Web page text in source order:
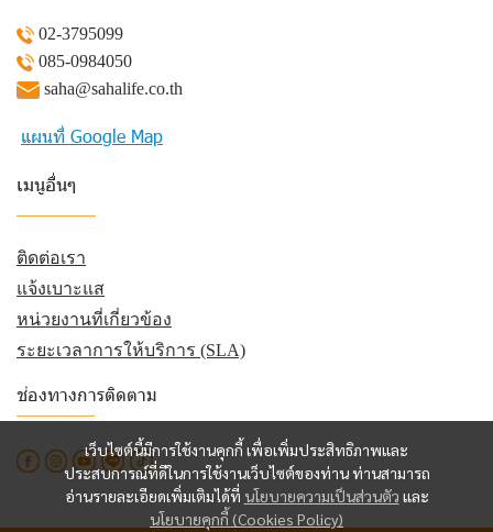
เว็บไซต์นี้มีการใช้งานคุกกี้ เพื่อเพิ่มประสิทธิภาพและ
ประสบการณ์ที่ดีในการใช้งานเว็บไซต์ของท่าน ท่านสามารถ
อ่านรายละเอียดเพิ่มเติมได้ที่ นโยบายความเป็นส่วนตัว และ
นโยบายคุกกี้ (Cookies Policy)
02-3795099
085-0984050
saha@sahalife.co.th
แผนที่ Google Map
เมนูอื่นๆ
ติดต่อเรา
แจ้งเบาะแส
หน่วยงานที่เกี่ยวข้อง
ระยะเวลาการให้บริการ (SLA)
ช่องทางการติดตาม